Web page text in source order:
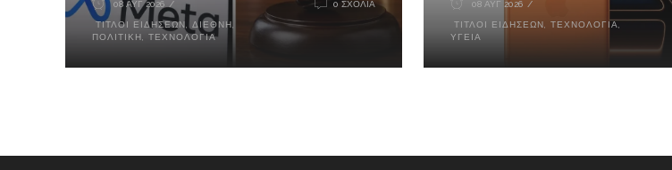
08 ΑΥΓ 2026
ΤΊΤΛΟΙ ΕΙΔΉΣΕΩΝ ΔΙΕΘΝΉ
ΠΟΛΙΤΙΚΉ
ΤΕΧΝΟΛΟΓΊΑ
0 ΣΧΌΛΙΑ 08 ΑΥΓ 2026
ΤΊΤΛΟΙ ΕΙΔΉΣΕΩΝ ΤΕΧΝΟΛΟΓΊΑ
ΥΓΕΊΑ